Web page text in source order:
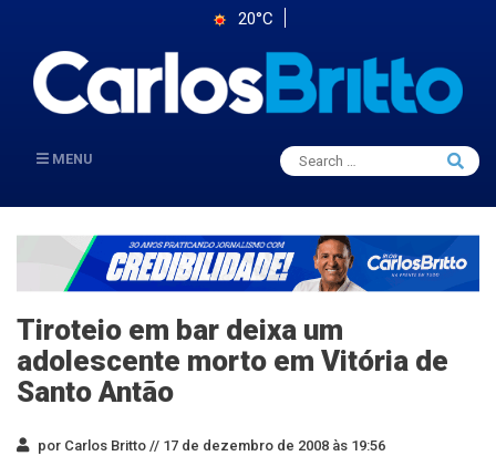
20°C
MENU
Search
for:
Search
Tiroteio em bar deixa um
adolescente morto em Vitória de
Santo Antão
por Carlos Britto // 17 de dezembro de 2008 às 19:56